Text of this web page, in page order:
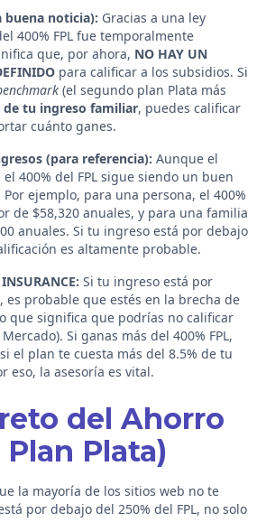
buena noticia): Gracias a una ley
400% FPL fue temporalmente
que, por ahora, NO HAY UN
para calificar a los subsidios. Si
(el segundo plan Plata más
de tu ingreso familiar, puedes calificar
cuánto ganes.
(para referencia): Aunque el
400% del FPL sigue siendo un buen
ejemplo, para una persona, el 400%
de $58,320 anuales, y para una familia
anuales. Si tu ingreso está por debajo
es altamente probable.
Si tu ingreso está por
es probable que estés en la brecha de
que significa que podrías no calificar
Si ganas más del 400% FPL,
el plan te cuesta más del 8.5% de tu
eso, la asesoría es vital.
del Ahorro
Plan Plata)
la mayoría de los sitios web no te
por debajo del 250% del FPL, no solo